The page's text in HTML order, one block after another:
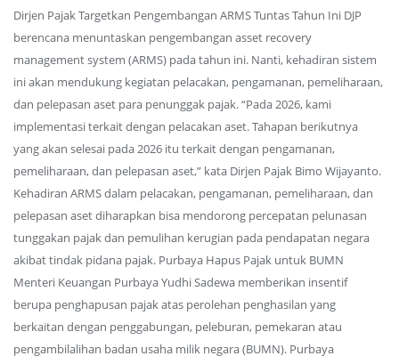
Dirjen Pajak Targetkan Pengembangan ARMS Tuntas Tahun Ini DJP
berencana menuntaskan pengembangan asset recovery
management system (ARMS) pada tahun ini. Nanti, kehadiran sistem
ini akan mendukung kegiatan pelacakan, pengamanan, pemeliharaan,
dan pelepasan aset para penunggak pajak. “Pada 2026, kami
implementasi terkait dengan pelacakan aset. Tahapan berikutnya
yang akan selesai pada 2026 itu terkait dengan pengamanan,
pemeliharaan, dan pelepasan aset,” kata Dirjen Pajak Bimo Wijayanto.
Kehadiran ARMS dalam pelacakan, pengamanan, pemeliharaan, dan
pelepasan aset diharapkan bisa mendorong percepatan pelunasan
tunggakan pajak dan pemulihan kerugian pada pendapatan negara
akibat tindak pidana pajak. Purbaya Hapus Pajak untuk BUMN
Menteri Keuangan Purbaya Yudhi Sadewa memberikan insentif
berupa penghapusan pajak atas perolehan penghasilan yang
berkaitan dengan penggabungan, peleburan, pemekaran atau
pengambilalihan badan usaha milik negara (BUMN). Purbaya